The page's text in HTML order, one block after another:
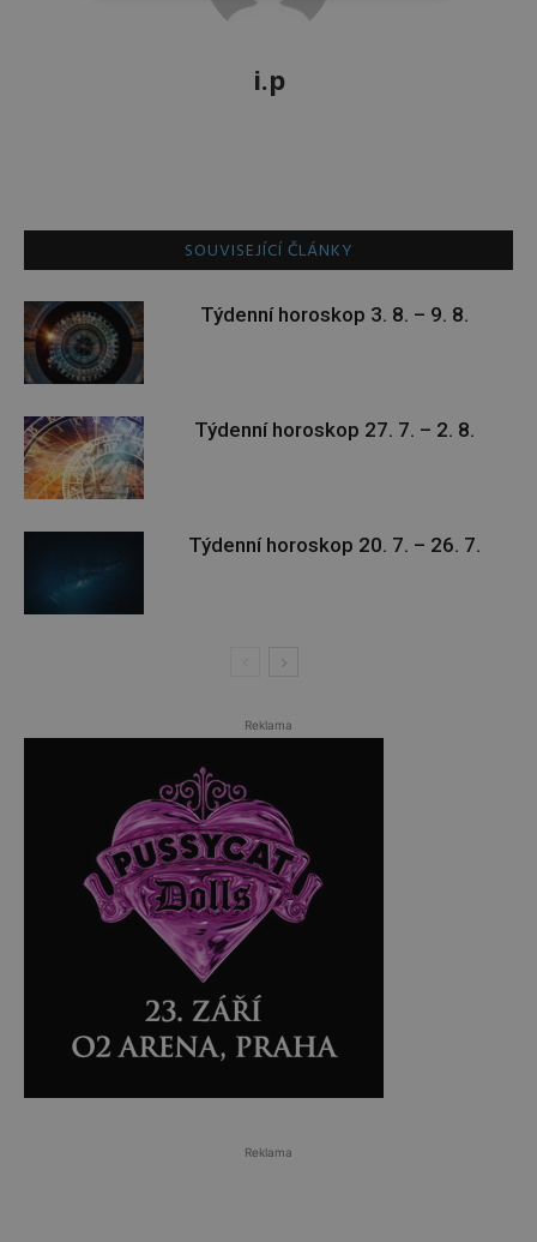
i.p
SOUVISEJÍCÍ ČLÁNKY
Týdenní horoskop 3. 8. – 9. 8.
Týdenní horoskop 27. 7. – 2. 8.
Týdenní horoskop 20. 7. – 26. 7.
Reklama
Reklama